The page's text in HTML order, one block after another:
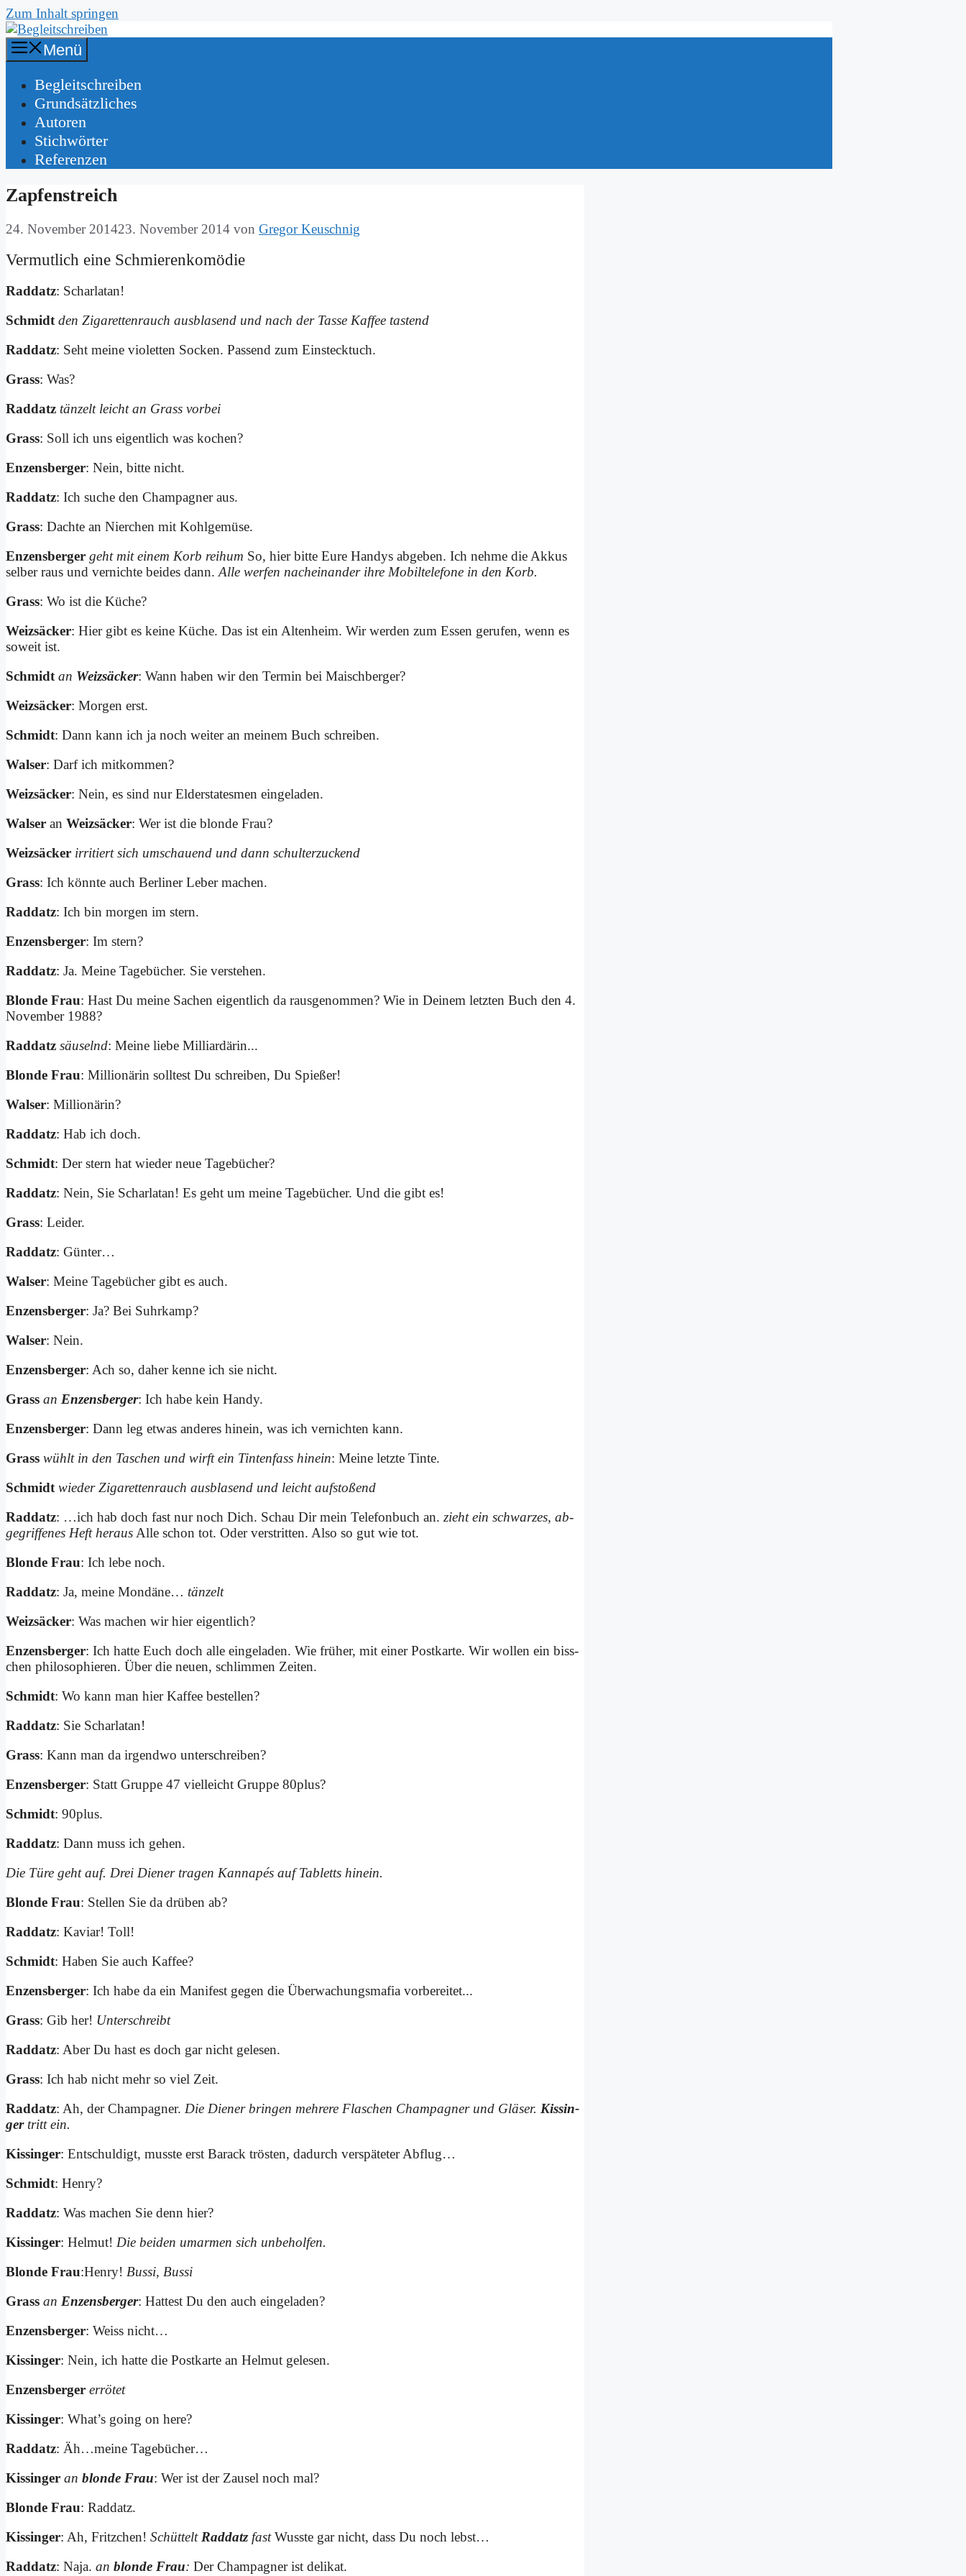
Zum Inhalt springen
Menü
Be­gleit­schrei­ben
Grund­sätz­li­ches
Au­toren
Stich­wör­ter
Re­fe­ren­zen
Zap­fen­streich
24. November 201423. November 2014 von Gregor Keuschnig
Ver­mut­lich ei­ne Schmie­ren­ko­mö­die
Rad­datz: Schar­la­tan!
Schmidt den Zi­ga­ret­ten­rauch aus­bla­send und nach der Tas­se Kaf­fee ta­stend
Rad­datz: Seht mei­ne vio­let­ten Socken. Pas­send zum Ein­steck­tuch.
Grass: Was?
Rad­datz tän­zelt leicht an Grass vor­bei
Grass: Soll ich uns ei­gent­lich was ko­chen?
En­zens­ber­ger: Nein, bit­te nicht.
Rad­datz: Ich su­che den Cham­pa­gner aus.
Grass: Dach­te an Nier­chen mit Kohl­ge­mü­se.
En­zens­ber­ger geht mit ei­nem Korb reih­um So, hier bit­te Eu­re Han­dys ab­ge­ben. Ich neh­me die Ak­kus
sel­ber raus und ver­nich­te bei­des dann. Al­le wer­fen nach­ein­an­der ih­re Mo­bil­te­le­fo­ne in den Korb.
Grass: Wo ist die Kü­che?
Weiz­säcker: Hier gibt es kei­ne Kü­che. Das ist ein Al­ten­heim. Wir wer­den zum Es­sen ge­ru­fen, wenn es
so­weit ist.
Schmidt an Weiz­säcker: Wann ha­ben wir den Ter­min bei Maisch­ber­ger?
Weiz­säcker: Mor­gen erst.
Schmidt: Dann kann ich ja noch wei­ter an mei­nem Buch schrei­ben.
Wal­ser: Darf ich mit­kom­men?
Weiz­säcker: Nein, es sind nur El­d­er­sta­tes­men ein­ge­la­den.
Wal­ser an Weiz­säcker: Wer ist die blon­de Frau?
Weiz­säcker ir­ri­tiert sich um­schau­end und dann schul­ter­zuckend
Grass: Ich könn­te auch Ber­li­ner Le­ber ma­chen.
Rad­datz: Ich bin mor­gen im stern.
En­zens­ber­ger: Im stern?
Rad­datz: Ja. Mei­ne Ta­ge­bü­cher. Sie ver­ste­hen.
Blon­de Frau: Hast Du mei­ne Sa­chen ei­gent­lich da raus­ge­nom­men? Wie in Dei­nem letz­ten Buch den 4.
No­vem­ber 1988?
Rad­datz säu­selnd: Mei­ne lie­be Mil­li­ar­dä­rin...
Blon­de Frau: Mil­lio­nä­rin soll­test Du schrei­ben, Du Spie­ßer!
Wal­ser: Mil­lio­nä­rin?
Rad­datz: Hab ich doch.
Schmidt: Der stern hat wie­der neue Ta­ge­bü­cher?
Rad­datz: Nein, Sie Schar­la­tan! Es geht um mei­ne Ta­ge­bü­cher. Und die gibt es!
Grass: Lei­der.
Rad­datz: Gün­ter…
Wal­ser: Mei­ne Ta­ge­bü­cher gibt es auch.
En­zens­ber­ger: Ja? Bei Suhr­kamp?
Wal­ser: Nein.
En­zens­ber­ger: Ach so, da­her ken­ne ich sie nicht.
Grass an En­zens­ber­ger: Ich ha­be kein Han­dy.
En­zens­ber­ger: Dann leg et­was an­de­res hin­ein, was ich ver­nich­ten kann.
Grass wühlt in den Ta­schen und wirft ein Tin­ten­fass hin­ein: Mei­ne letz­te Tin­te.
Schmidt wie­der Zi­ga­ret­ten­rauch aus­bla­send und leicht auf­sto­ßend
Rad­datz: …ich hab doch fast nur noch Dich. Schau Dir mein Te­le­fon­buch an. zieht ein schwar­zes, ab­
ge­grif­fe­nes Heft her­aus Al­le schon tot. Oder ver­strit­ten. Al­so so gut wie tot.
Blon­de Frau: Ich le­be noch.
Rad­datz: Ja, mei­ne Mon­dä­ne… tän­zelt
Weiz­säcker: Was ma­chen wir hier ei­gent­lich?
En­zens­ber­ger: Ich hat­te Euch doch al­le ein­ge­la­den. Wie frü­her, mit ei­ner Post­kar­te. Wir wol­len ein biss­
chen phi­lo­so­phie­ren. Über die neu­en, schlim­men Zei­ten.
Schmidt: Wo kann man hier Kaf­fee be­stel­len?
Rad­datz: Sie Schar­la­tan!
Grass: Kann man da ir­gend­wo un­ter­schrei­ben?
En­zens­ber­ger: Statt Grup­pe 47 viel­leicht Grup­pe 80plus?
Schmidt: 90plus.
Rad­datz: Dann muss ich ge­hen.
Die Tü­re geht auf. Drei Die­ner tra­gen Kan­na­pés auf Ta­bletts hin­ein.
Blon­de Frau: Stel­len Sie da drü­ben ab?
Rad­datz: Ka­vi­ar! Toll!
Schmidt: Ha­ben Sie auch Kaf­fee?
En­zens­ber­ger: Ich ha­be da ein Ma­ni­fest ge­gen die Über­wa­chungs­ma­fia vor­be­rei­tet...
Grass: Gib her! Un­ter­schreibt
Rad­datz: Aber Du hast es doch gar nicht ge­le­sen.
Grass: Ich hab nicht mehr so viel Zeit.
Rad­datz: Ah, der Cham­pa­gner. Die Die­ner brin­gen meh­re­re Fla­schen Cham­pa­gner und Glä­ser. Kis­sin­
gertritt ein.
Kis­sin­ger: Ent­schul­digt, muss­te erst Ba­rack trö­sten, da­durch ver­spä­te­ter Ab­flug…
Schmidt: Hen­ry?
Rad­datz: Was ma­chen Sie denn hier?
Kis­sin­ger: Hel­mut! Die bei­den um­ar­men sich un­be­hol­fen.
Blon­de Frau:Hen­ry! Bus­si, Bus­si
Grass an En­zens­ber­ger: Hat­test Du den auch ein­ge­la­den?
En­zens­ber­ger: Weiss nicht…
Kis­sin­ger: Nein, ich hat­te die Post­kar­te an Hel­mut ge­le­sen.
En­zens­ber­ger er­rö­tet
Kis­sin­ger: What’s go­ing on he­re?
Rad­datz: Äh…meine Ta­ge­bü­cher…
Kis­sin­ger an blon­de Frau: Wer ist der Zau­sel noch mal?
Blon­de Frau: Rad­datz.
Kis­sin­ger: Ah, Fritz­chen! Schüt­telt Rad­datzfastWuss­te gar nicht, dass Du noch lebst…
Rad­datz: Na­ja. an blon­de Frau: Der Cham­pa­gner ist de­li­kat.